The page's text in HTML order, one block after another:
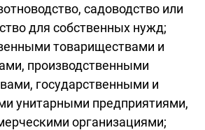
садоводство или
для собственных нужд;
товариществами и
производственными
государственными и
унитарными предприятиями,
организациями;